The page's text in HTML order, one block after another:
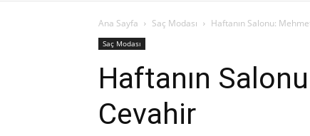
Ana Sayfa Saç Modası Haftanın Salonu:
Saç Modası
Haftanın
Cevahir